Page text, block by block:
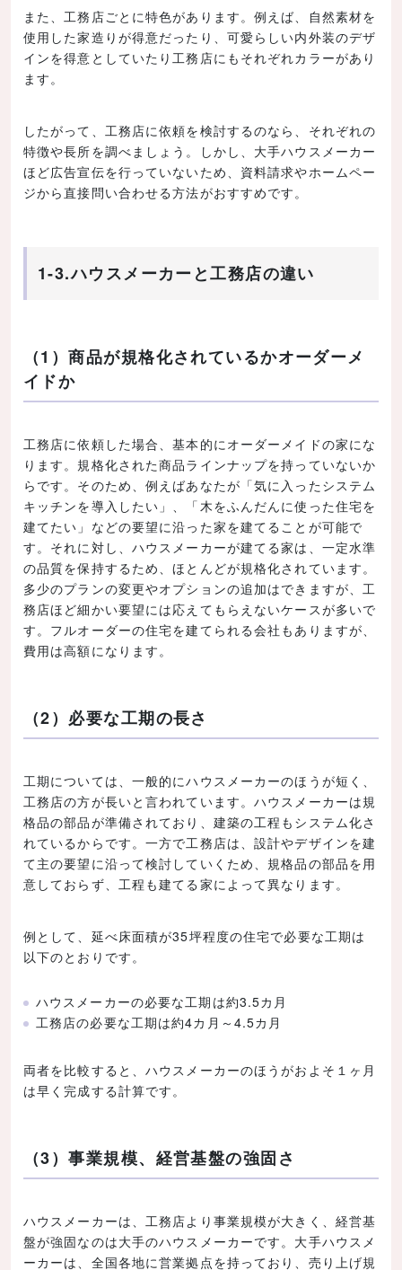
また、工務店ごとに特色があります。例えば、自然素材を
使用した家造りが得意だったり、可愛らしい内外装のデザ
インを得意としていたり工務店にもそれぞれカラーがあり
ます。
したがって、工務店に依頼を検討するのなら、それぞれの
特徴や長所を調べましょう。しかし、大手ハウスメーカー
ほど広告宣伝を行っていないため、資料請求やホームペー
ジから直接問い合わせる方法がおすすめです。
1-3.ハウスメーカーと工務店の違い
（1）商品が規格化されているかオーダーメ
イドか
工務店に依頼した場合、基本的にオーダーメイドの家にな
ります。規格化された商品ラインナップを持っていないか
らです。そのため、例えばあなたが「気に入ったシステム
キッチンを導入したい」、「木をふんだんに使った住宅を
建てたい」などの要望に沿った家を建てることが可能で
す。それに対し、ハウスメーカーが建てる家は、一定水準
の品質を保持するため、ほとんどが規格化されています。
多少のプランの変更やオプションの追加はできますが、工
務店ほど細かい要望には応えてもらえないケースが多いで
す。フルオーダーの住宅を建てられる会社もありますが、
費用は高額になります。
（2）必要な工期の長さ
工期については、一般的にハウスメーカーのほうが短く、
工務店の方が長いと言われています。ハウスメーカーは規
格品の部品が準備されており、建築の工程もシステム化さ
れているからです。一方で工務店は、設計やデザインを建
て主の要望に沿って検討していくため、規格品の部品を用
意しておらず、工程も建てる家によって異なります。
例として、延べ床面積が35坪程度の住宅で必要な工期は
以下のとおりです。
ハウスメーカーの必要な工期は約3.5カ月
工務店の必要な工期は約4カ月～4.5カ月
両者を比較すると、ハウスメーカーのほうがおよそ１ヶ月
は早く完成する計算です。
（3）事業規模、経営基盤の強固さ
ハウスメーカーは、工務店より事業規模が大きく、経営基
盤が強固なのは大手のハウスメーカーです。大手ハウスメ
ーカーは、全国各地に営業拠点を持っており、売り上げ規